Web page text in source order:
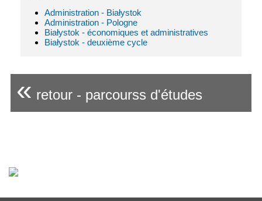
Administration - Białystok
Administration - Pologne
Białystok - économiques et administratives
Białystok - deuxième cycle
« retour - parcourss d'études